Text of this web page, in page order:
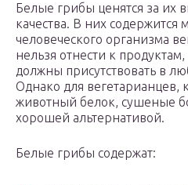
Белые грибы ценятся за их
качества. В них
человеческого организма
нельзя отнести к
должны присутствовать в
Однако для вегетарианцев,
животный белок, сушеные
хорошей альтернативой.
Белые грибы содержат: